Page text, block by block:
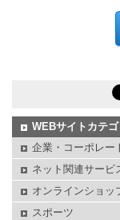
WEBサイトカテゴ
企業・コーポレー
ネット関連サービ
オンラインショッ
スポーツ